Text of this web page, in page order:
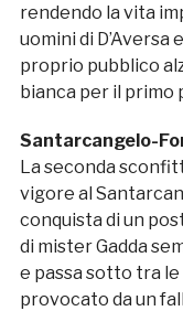
rendendo la vita
uomini di
proprio pubblico
bianca per il primo
Santarcangelo-
La seconda
vigore al
conquista di un
di mister Gadda
e passa sotto tra
provocato da un